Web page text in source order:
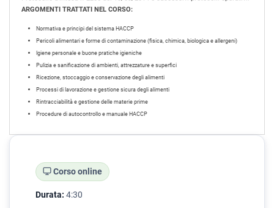
ARGOMENTI TRATTATI NEL CORSO:
Normativa e principi del sistema HACCP
Pericoli alimentari e forme di contaminazione (fisica, chimica, biologica e allergeni)
Igiene personale e buone pratiche igieniche
Pulizia e sanificazione di ambienti, attrezzature e superfici
Ricezione, stoccaggio e conservazione degli alimenti
Processi di lavorazione e gestione sicura degli alimenti
Rintracciabilità e gestione delle materie prime
Procedure di autocontrollo e manuale HACCP
Corso online
Durata: 4:30